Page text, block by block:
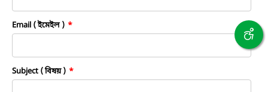
Email ( ইমেইল ) *
Subject ( বিষয় ) *